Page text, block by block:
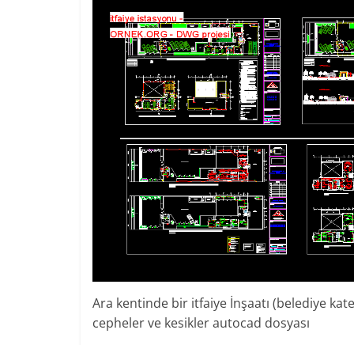
Ara kentinde bir itfaiye İnşaatı (belediye
cepheler ve kesikler autocad dosyası